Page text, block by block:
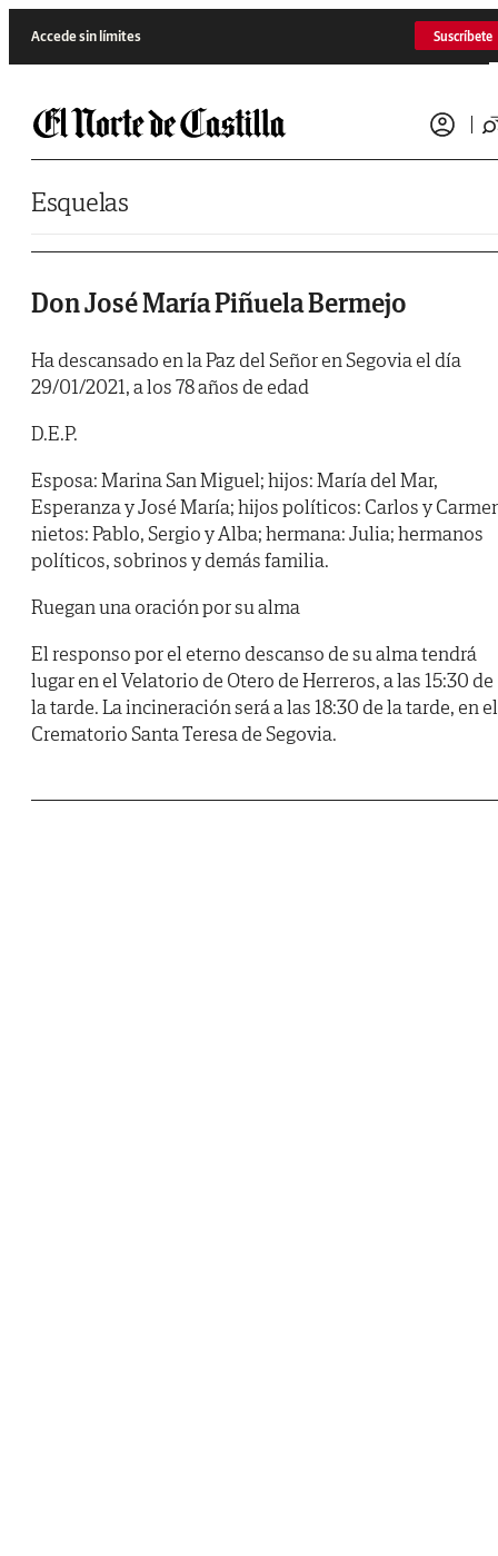
Accede sin límites Suscríbete
Esquelas
Don José María Piñuela Bermejo
Ha descansado en la Paz del Señor en Segovia el día
29/01/2021, a los 78 años de edad
D.E.P.
Esposa: Marina San Miguel; hijos: María del Mar,
Esperanza y José María; hijos políticos: Carlos y
nietos: Pablo, Sergio y Alba; hermana: Julia; hermanos
políticos, sobrinos y demás familia.
Ruegan una oración por su alma
El responso por el eterno descanso de su alma tendrá
lugar en el Velatorio de Otero de Herreros, a las 15:30 de
la tarde. La incineración será a las 18:30 de la tarde, en el
Crematorio Santa Teresa de Segovia.